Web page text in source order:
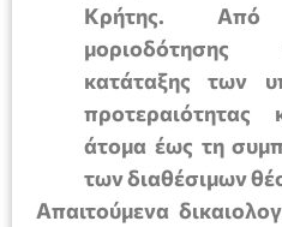
Κρήτης. Από
μοριοδότησης
κατάταξης των
προτεραιότητας
άτομα έως τη
των διαθέσιμων
Απαιτούμενα